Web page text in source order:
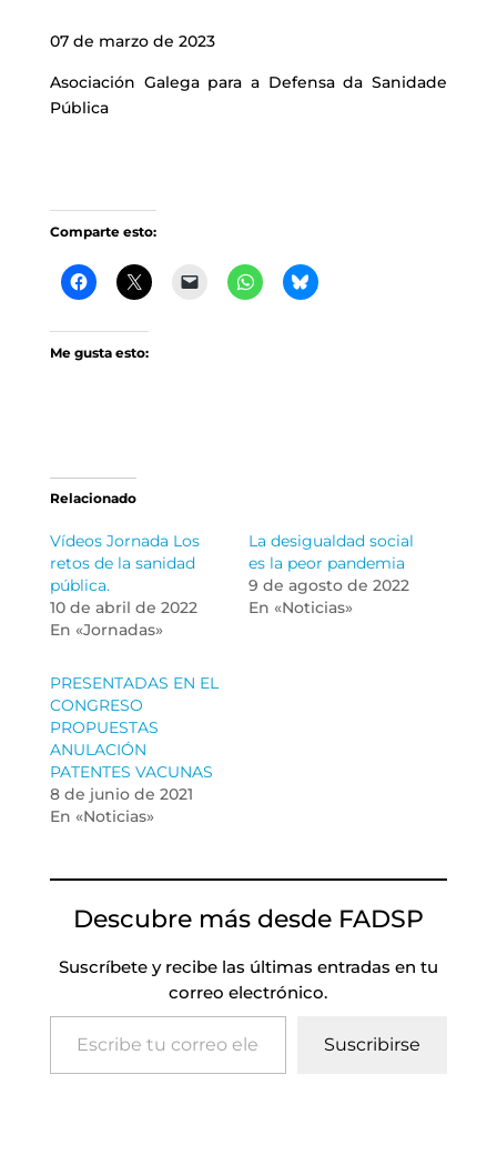
07 de marzo de 2023
Asociación Galega para a Defensa da Sanidade
Pública
Comparte esto:
Me gusta esto:
Relacionado
Vídeos Jornada Los
retos de la sanidad
pública.
10 de abril de 2022
En «Jornadas»
La desigualdad social
es la peor pandemia
9 de agosto de 2022
En «Noticias»
PRESENTADAS EN EL
CONGRESO
PROPUESTAS
ANULACIÓN
PATENTES VACUNAS
8 de junio de 2021
En «Noticias»
Descubre más desde FADSP
Suscríbete y recibe las últimas entradas en tu
correo electrónico.
Escribe tu correo electrónico…
Suscribirse